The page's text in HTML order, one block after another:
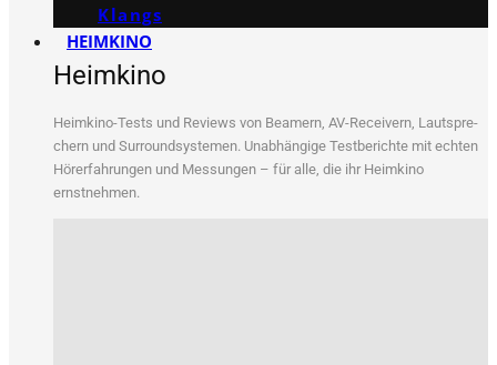
Klangs
HEIMKINO
Heimkino
Heim­ki­no-Tests und Reviews von Bea­mern, AV-Recei­vern, Laut­spre­
chern und Sur­round­sys­te­men. Unab­hän­gi­ge Test­be­rich­te mit ech­ten
Hör­erfah­run­gen und Mes­sun­gen – für alle, die ihr Heim­ki­no
ernstnehmen.